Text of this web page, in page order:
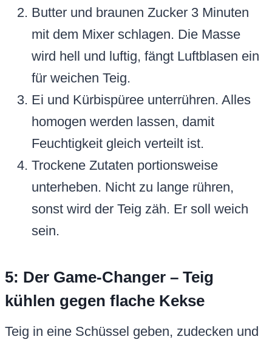
Butter und braunen Zucker 3 Minuten
mit dem Mixer schlagen. Die Masse
wird hell und luftig, fängt Luftblasen ein
für weichen Teig.
Ei und Kürbispüree unterrühren. Alles
homogen werden lassen, damit
Feuchtigkeit gleich verteilt ist.
Trockene Zutaten portionsweise
unterheben. Nicht zu lange rühren,
sonst wird der Teig zäh. Er soll weich
sein.
5: Der Game-Changer – Teig
kühlen gegen flache Kekse
Teig in eine Schüssel geben, zudecken und